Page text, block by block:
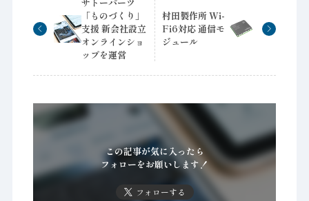
「ものづくり」
支援 新会社設立
オンラインショ
ップを運営
村田製作所 Wi-
Fi6対応 通信モ
ジュール
この記事が気に入ったら
フォローをお願いします！
フォローする